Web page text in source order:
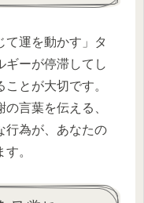
て運を動かす」タ
ギーが停滞してし
とが大切です。
言葉を伝える、
為が、あなたの
。